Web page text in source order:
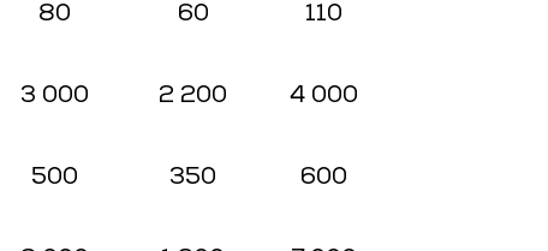
80 60 110
3 000 2 200 4 000
500 350 600